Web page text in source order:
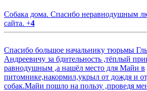
Собака дома. Спасибо неравнодушным
сайта. +4
Спасибо большое начальнику тюрьмы
Андреевичу за бдительность ,тёплый
равнодушным ,а нашёл место для Майи в
питомнике,накормил,укрыл от дождя и
собак.Майи пошло на пользу ,проведя